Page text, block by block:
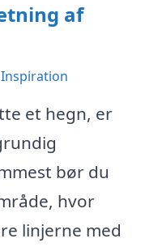
af
Inspiration
et hegn, er
bør du
hvor
linjerne med